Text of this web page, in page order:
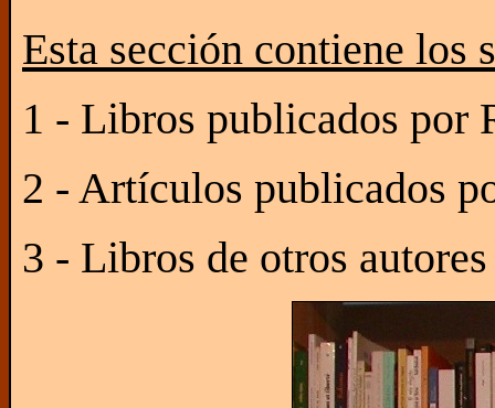
Esta sección contiene los
1 - Libros publicados por
2 - Artículos publicados
3 - Libros de otros